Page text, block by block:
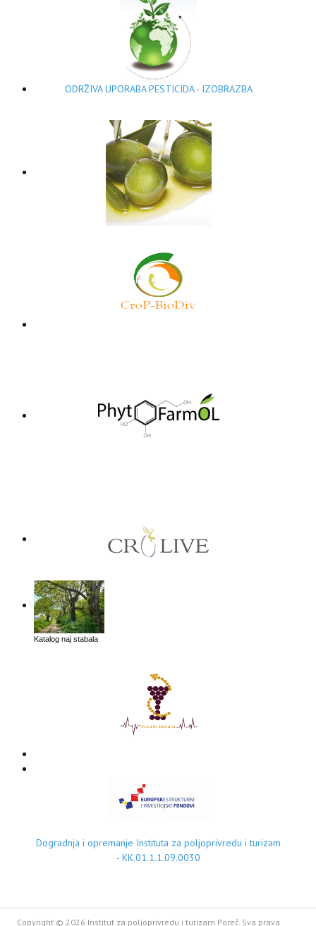
ODRŽIVA UPORABA PESTICIDA - IZOBRAZBA
Katalog naj stabala
Dogradnja i opremanje Instituta za poljoprivredu i turizam
- KK.01.1.1.09.0030
Copyright © 2026 Institut za poljoprivredu i turizam Poreč. Sva prava